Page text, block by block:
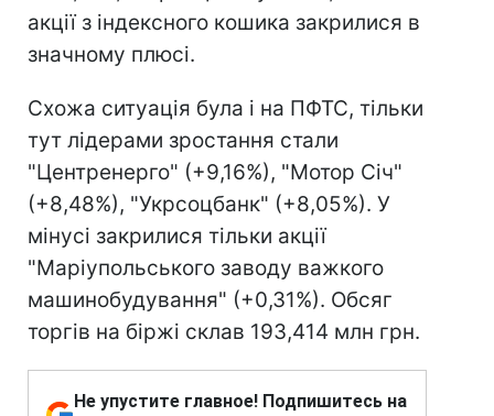
акції з індексного кошика закрилися в
значному плюсі.
Схожа ситуація була і на ПФТС, тільки
тут лідерами зростання стали
"Центренерго" (+9,16%), "Мотор Січ"
(+8,48%), "Укрсоцбанк" (+8,05%). У
мінусі закрилися тільки акції
"Маріупольського заводу важкого
машинобудування" (+0,31%). Обсяг
торгів на біржі склав 193,414 млн грн.
Не упустите главное! Подпишитесь на